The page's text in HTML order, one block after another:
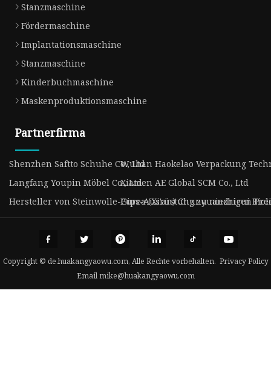
Stanzmaschine
Fördermaschine
Implantationsmaschine
Stanzmaschine
Kinderbuchmaschine
Maskenproduktionsmaschine
Partnerfirma
Shenzhen Saftto Schuhe Co., LtdWuhan Haokelao Verpackung
Langfang Youpin Möbel Co., Ltd.Xiamen AE Global SCM Co., Ltd
Hersteller von Steinwolle-Gips-Ausrüstung zu niedrigen
Purea (Xi'an) Chunyuanzhicui
Copyright © de.huakangyaowu.com, Alle Rechte vorbehalten. Privacy Policy
Emailmike@huakangyaowu.com